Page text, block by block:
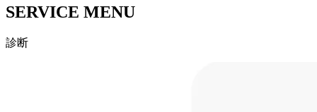
SERVICE MENU
診断